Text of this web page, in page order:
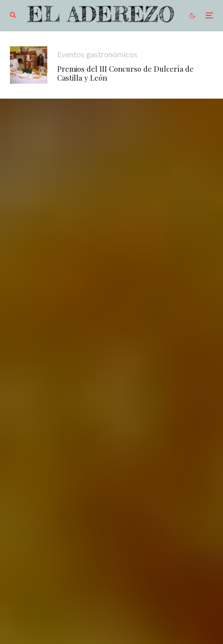
Eventos gastronómicos
Premios del III Concurso de Dulcería de
Castilla y León